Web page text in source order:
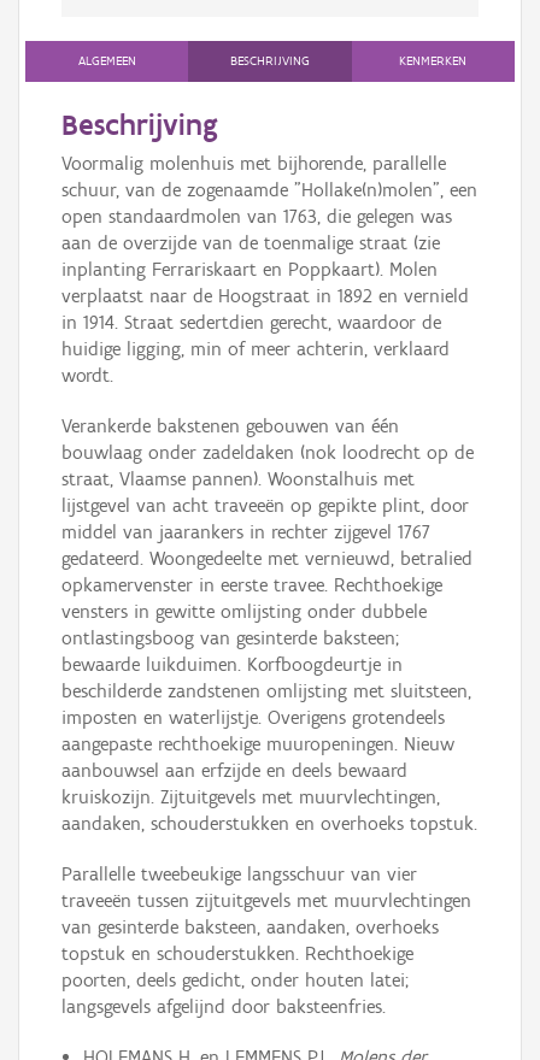
ALGEMEEN BESCHRIJVING KENMERKEN
Beschrijving
Voormalig molenhuis met bijhorende, parallelle
schuur, van de zogenaamde "Hollake(n)molen", een
open standaardmolen van 1763, die gelegen was
aan de overzijde van de toenmalige straat (zie
inplanting Ferrariskaart en Poppkaart). Molen
verplaatst naar de Hoogstraat in 1892 en vernield
in 1914. Straat sedertdien gerecht, waardoor de
huidige ligging, min of meer achterin, verklaard
wordt.
Verankerde bakstenen gebouwen van één
bouwlaag onder zadeldaken (nok loodrecht op de
straat, Vlaamse pannen). Woonstalhuis met
lijstgevel van acht traveeën op gepikte plint, door
middel van jaarankers in rechter zijgevel 1767
gedateerd. Woongedeelte met vernieuwd, betralied
opkamervenster in eerste travee. Rechthoekige
vensters in gewitte omlijsting onder dubbele
ontlastingsboog van gesinterde baksteen;
bewaarde luikduimen. Korfboogdeurtje in
beschilderde zandstenen omlijsting met sluitsteen,
imposten en waterlijstje. Overigens grotendeels
aangepaste rechthoekige muuropeningen. Nieuw
aanbouwsel aan erfzijde en deels bewaard
kruiskozijn. Zijtuitgevels met muurvlechtingen,
aandaken, schouderstukken en overhoeks topstuk.
Parallelle tweebeukige langsschuur van vier
traveeën tussen zijtuitgevels met muurvlechtingen
van gesinterde baksteen, aandaken, overhoeks
topstuk en schouderstukken. Rechthoekige
poorten, deels gedicht, onder houten latei;
langsgevels afgelijnd door baksteenfries.